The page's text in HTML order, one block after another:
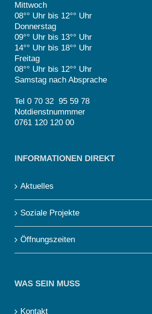
Mittwoch
08°° Uhr bis 12°° Uhr
Donnerstag
09°° Uhr bis 13°° Uhr
14°° Uhr bis 18°° Uhr
Freitag
08°° Uhr bis 12°° Uhr
Samstag nach Absprache
Tel 0 70 32 95 59 78
Notdienstnummmer
0761 120 120 00
INFORMATIONEN DIREKT
Aktuelles
Soziale Projekte
Öffnungszeiten
WAS SEIN MUSS
Kontakt